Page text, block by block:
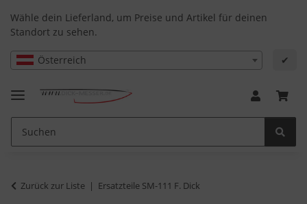
Wähle dein Lieferland, um Preise und Artikel für deinen
Standort zu sehen.
Österreich ✔
Zurück zur Liste Ersatzteile SM-111 F. Dick